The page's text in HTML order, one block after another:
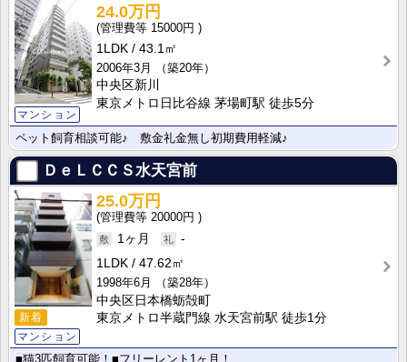
マンション
24.0万円
15000円
1LDK
43.1㎡
2006年3月
（築20年）
中央区新川
東京メトロ日比谷線 茅場町駅 徒歩5分
ペット飼育相談可能♪ 敷金礼金無し初期費用軽減♪
ＤｅＬＣＣＳ水天宮前
新着
マンション
25.0万円
20000円
1ヶ月
-
1LDK
47.62㎡
1998年6月
（築28年）
中央区日本橋蛎殻町
東京メトロ半蔵門線 水天宮前駅 徒歩1分
■猫3匹飼育可能！■フリーレント1ヶ月！